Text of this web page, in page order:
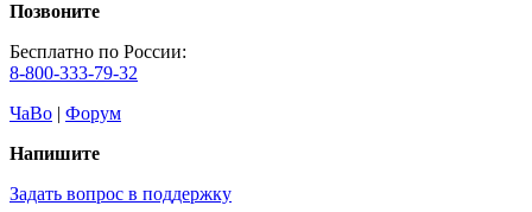
Позвоните
Бесплатно по России:
8-800-333-79-32
ЧаВо | Форум
Напишите
Задать вопрос в поддержку